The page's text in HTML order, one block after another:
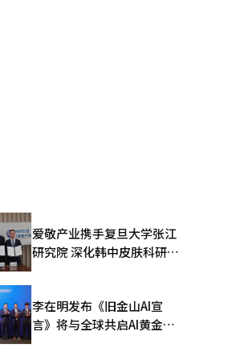
爱敬产业携手复旦大学张江
研究院 深化韩中皮肤科研合
李在明发布《旧金山AI宣
言》将与全球共启AI黄金时